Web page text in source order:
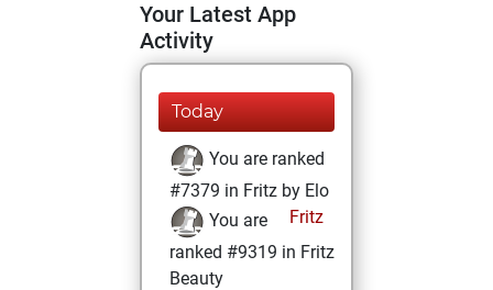
Your Latest App
Activity
Today
You are ranked
#7379 in Fritz by Elo
Fritz
You are
ranked #9319 in Fritz
Beauty